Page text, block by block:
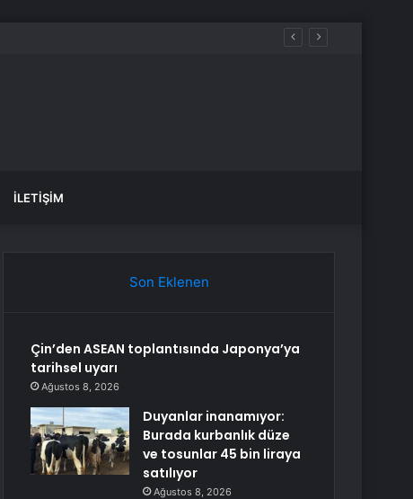
İLETIŞIM
Son Eklenen
Çin’den ASEAN toplantısında Japonya’ya
tarihsel uyarı
Ağustos 8, 2026
Duyanlar inanamıyor:
Burada kurbanlık düze
ve tosunlar 45 bin liraya
satılıyor
Ağustos 8, 2026